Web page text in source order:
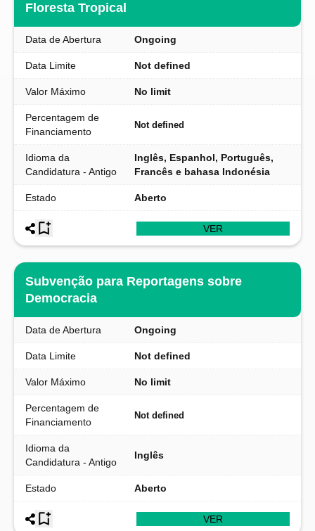
Floresta Tropical
Data de Abertura Ongoing
Data Limite Not defined
Valor Máximo No limit
Percentagem de
Financiamento
Not defined
Idioma da
Candidatura - Antigo
Inglês, Espanhol, Português,
Francês e bahasa Indonésia
Estado Aberto
VER
Subvenção para Reportagens sobre
Democracia
Data de Abertura Ongoing
Data Limite Not defined
Valor Máximo No limit
Percentagem de
Financiamento
Not defined
Idioma da
Candidatura - Antigo
Inglês
Estado Aberto
VER